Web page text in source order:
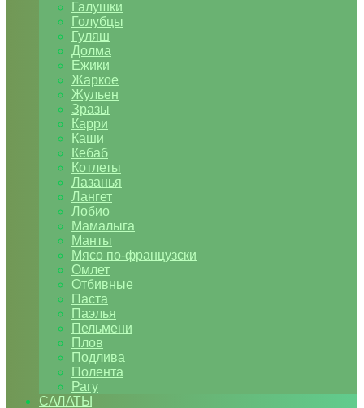
Галушки
Голубцы
Гуляш
Долма
Ежики
Жаркое
Жульен
Зразы
Карри
Каши
Кебаб
Котлеты
Лазанья
Лангет
Лобио
Мамалыга
Манты
Мясо по-французски
Омлет
Отбивные
Паста
Паэлья
Пельмени
Плов
Подлива
Полента
Рагу
САЛАТЫ